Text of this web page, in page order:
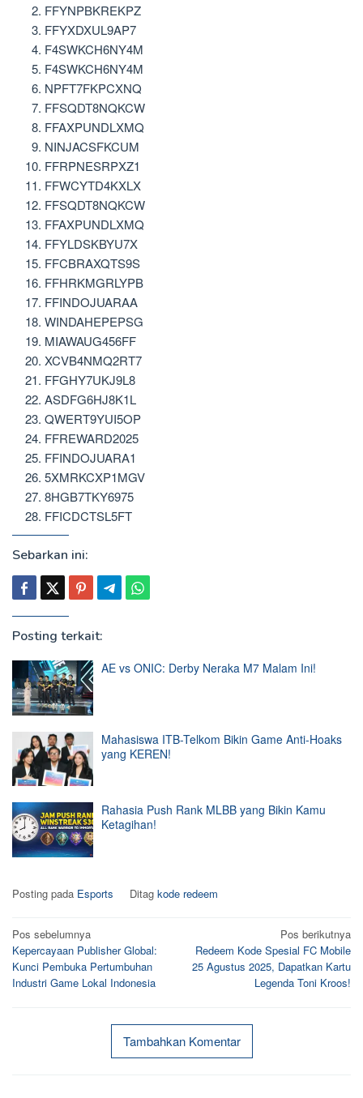
FFYNPBKREKPZ
FFYXDXUL9AP7
F4SWKCH6NY4M
F4SWKCH6NY4M
NPFT7FKPCXNQ
FFSQDT8NQKCW
FFAXPUNDLXMQ
NINJACSFKCUM
FFRPNESRPXZ1
FFWCYTD4KXLX
FFSQDT8NQKCW
FFAXPUNDLXMQ
FFYLDSKBYU7X
FFCBRAXQTS9S
FFHRKMGRLYPB
FFINDOJUARAA
WINDAHEPEPSG
MIAWAUG456FF
XCVB4NMQ2RT7
FFGHY7UKJ9L8
ASDFG6HJ8K1L
QWERT9YUI5OP
FFREWARD2025
FFINDOJUARA1
5XMRKCXP1MGV
8HGB7TKY6975
FFICDCTSL5FT
Sebarkan ini:
Posting terkait:
AE vs ONIC: Derby Neraka M7 Malam Ini!
Mahasiswa ITB-Telkom Bikin Game Anti-Hoaks
yang KEREN!
Rahasia Push Rank MLBB yang Bikin Kamu
Ketagihan!
Posting pada Esports Ditag kode redeem
Navigasi
pos
Pos sebelumnya
Kepercayaan Publisher Global:
Kunci Pembuka Pertumbuhan
Industri Game Lokal Indonesia
Pos berikutnya
Redeem Kode Spesial FC Mobile
25 Agustus 2025, Dapatkan Kartu
Legenda Toni Kroos!
Tambahkan Komentar